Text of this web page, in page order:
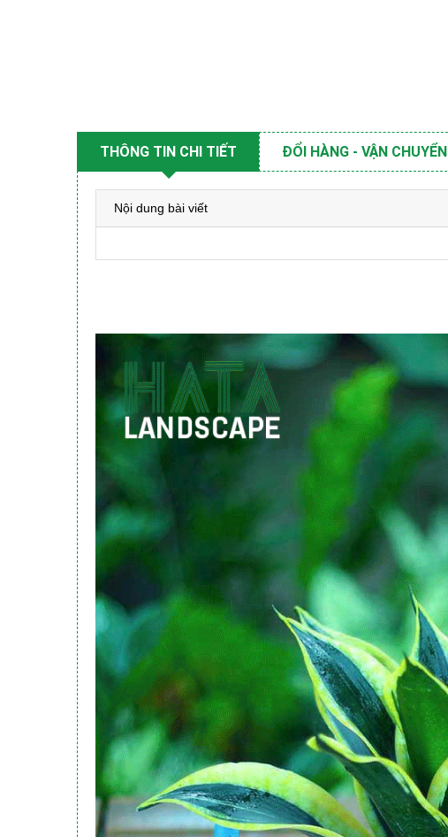
THÔNG TIN CHI TIẾT ĐỔI HÀNG - VẬN CHUYỂN
Nội dung bài viết